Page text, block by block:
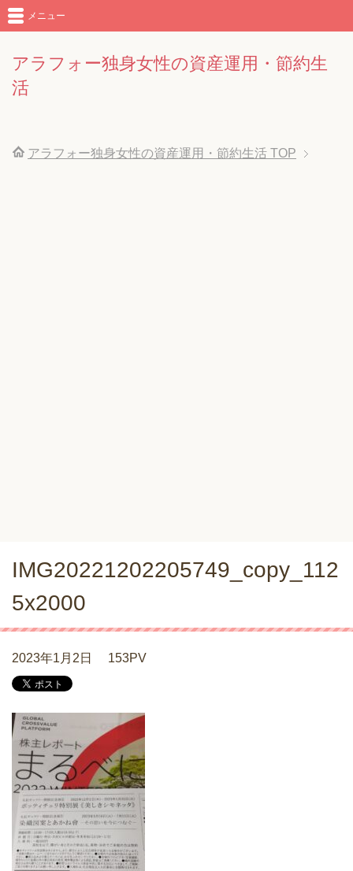
アラフォー独身女性の資産運用・節約生
活
メニュー
アラフォー独身女性の資産運用・節約生活 TOP
IMG20221202205749_copy_112
5x2000
2023年1月2日 153PV